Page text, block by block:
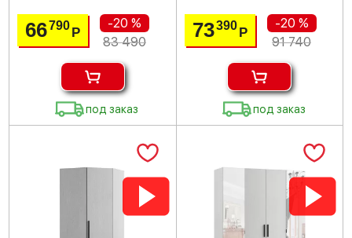
66790Р
-20 %
83 490
под заказ
73390 Р
-20 %
91 740
под заказ